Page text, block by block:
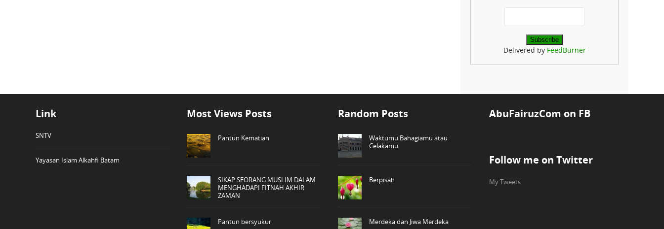
Delivered by FeedBurner
Link
SNTV
Yayasan Islam Alkahfi Batam
Most Views Posts
Pantun Kematian
SIKAP SEORANG MUSLIM DALAM
MENGHADAPI FITNAH AKHIR
ZAMAN
Pantun bersyukur
Random Posts
Waktumu Bahagiamu atau
Celakamu
Berpisah
Merdeka dan Jiwa Merdeka
AbuFairuzCom on FB
Follow me on Twitter
My Tweets